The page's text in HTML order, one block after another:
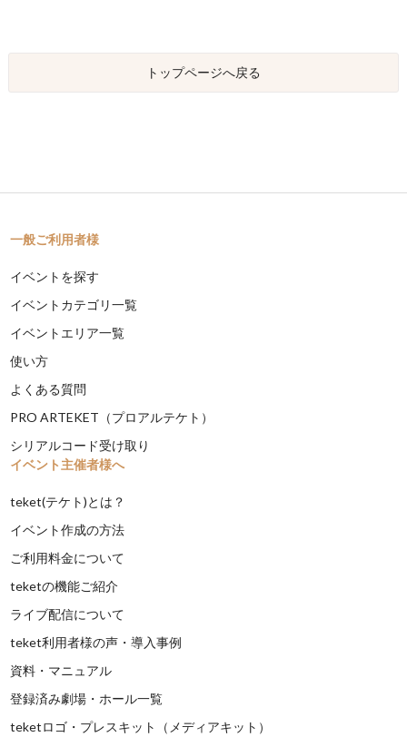
トップページへ戻る
一般ご利用者様
イベントを探す
イベントカテゴリ一覧
イベントエリア一覧
使い方
よくある質問
PRO ARTEKET（プロアルテケト）
シリアルコード受け取り
イベント主催者様へ
teket(テケト)とは？
イベント作成の方法
ご利用料金について
teketの機能ご紹介
ライブ配信について
teket利用者様の声・導入事例
資料・マニュアル
登録済み劇場・ホール一覧
teketロゴ・プレスキット（メディアキット）